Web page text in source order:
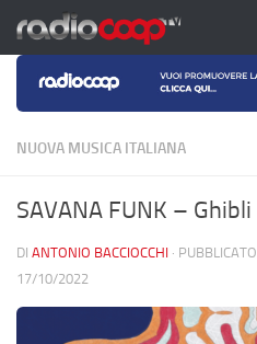
Salta al contenuto
NUOVA MUSICA ITALIANA
SAVANA FUNK – Ghibli
DI ANTONIO BACCIOCCHI · PUBBLICATO
17/10/2022